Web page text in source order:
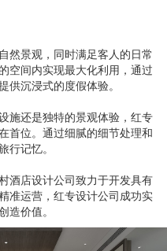
然景观，同时满足客人的日常
空间内实现最大化利用，通过
供沉浸式的度假体验。
施还是独特的景观体验，红专
首位。通过细腻的细节处理和
行记忆。
酒店设计公司致力于开发具有
准运营，红专设计公司成功实
造价值。